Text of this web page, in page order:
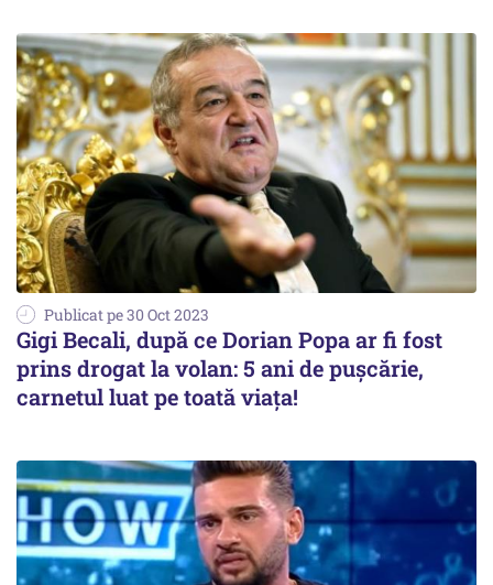
Publicat pe 30 Oct 2023
Gigi Becali, după ce Dorian Popa ar fi fost
prins drogat la volan: 5 ani de pușcărie,
carnetul luat pe toată viața!